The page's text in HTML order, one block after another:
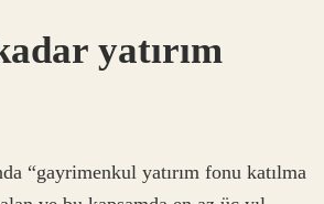
yatırım
“gayrimenkul yatırım fonu katılma